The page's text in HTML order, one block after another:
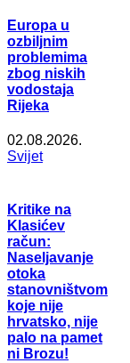
Europa u
ozbiljnim
problemima
zbog niskih
vodostaja
Rijeka
02.08.2026.
Svijet
Kritike na
Klasićev
račun:
Naseljavanje
otoka
stanovništvom
koje nije
hrvatsko, nije
palo na pamet
ni Brozu!